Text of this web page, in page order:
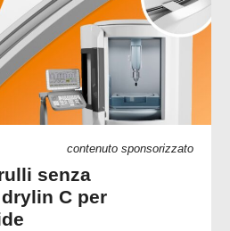
contenuto sponsorizzato
senza
C per